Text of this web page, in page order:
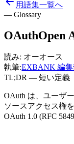
用語集一覧へ
— Glossary
OAuthOpen
読み: オーオース
執筆:EXBANK 編集
TL;DR — 短い定義
OAuth は、ユーザ
ソースアクセス権
OAuth 1.0 (RFC